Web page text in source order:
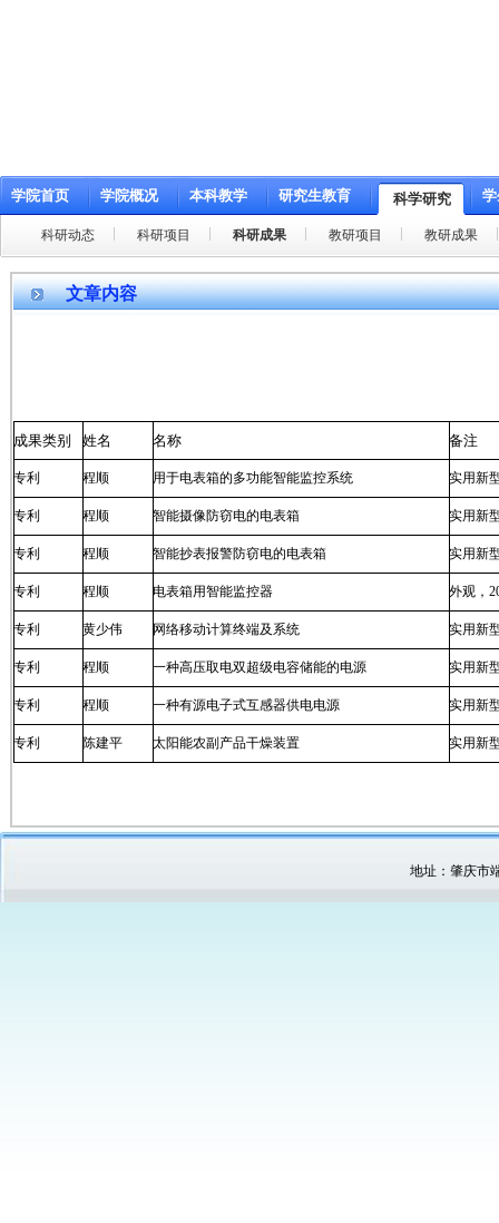
学院首页 学院概况 本科教学 研究生教育 科学研究
科研动态 科研项目 科研成果 教研项目 教研成果
文章内容
成果类别 姓名 名称 备注
专利 程顺 用于电表箱的多功能智能监控系统 实用新
专利 程顺 智能摄像防窃电的电表箱 实用新
专利 程顺 智能抄表报警防窃电的电表箱 实用新
专利 程顺 电表箱用智能监控器 外观，
专利 黄少伟 网络移动计算终端及系统 实用新
专利 程顺 一种高压取电双超级电容储能的电源 实用新
专利 程顺 一种有源电子式互感器供电电源 实用新
专利 陈建平 太阳能农副产品干燥装置 实用新
地址：肇庆市